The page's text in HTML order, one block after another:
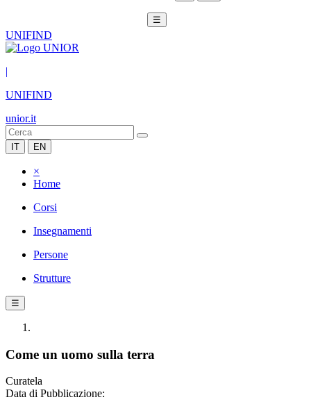
☰
UNIFIND
|
UNIFIND
unior.it
IT EN
×
Home
Corsi
Insegnamenti
Persone
Strutture
☰
Come un uomo sulla terra
Curatela
Data di Pubblicazione: